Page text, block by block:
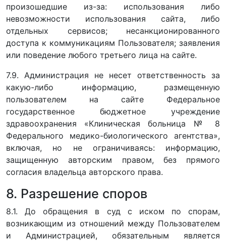
произошедшие из-за: использования либо
невозможности использования сайта, либо
отдельных сервисов; несанкционированного
доступа к коммуникациям Пользователя; заявления
или поведение любого третьего лица на сайте.
7.9. Администрация не несет ответственность за
какую-либо информацию, размещенную
пользователем на сайте Федеральное
государственное бюджетное учреждение
здравоохранения «Клиническая больница № 8
Федерального медико-биологического агентства»,
включая, но не ограничиваясь: информацию,
защищенную авторским правом, без прямого
согласия владельца авторского права.
8. Разрешение споров
8.1. До обращения в суд с иском по спорам,
возникающим из отношений между Пользователем
и Администрацией, обязательным является